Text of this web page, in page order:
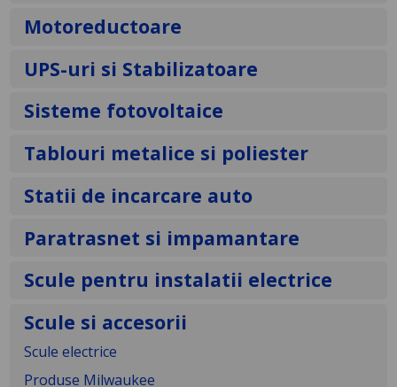
Motoreductoare
UPS-uri si Stabilizatoare
Sisteme fotovoltaice
Tablouri metalice si poliester
Statii de incarcare auto
Paratrasnet si impamantare
Scule pentru instalatii electrice
Scule si accesorii
Scule electrice
Produse Milwaukee